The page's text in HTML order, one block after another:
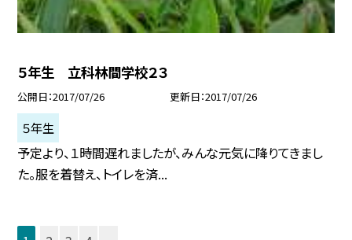
５年生 立科林間学校２３
公開日 2017/07/26 更新日 2017/07/26
５年生
予定より、１時間遅れましたが、みんな元気に降りてきまし
た。服を着替え、トイレを済...